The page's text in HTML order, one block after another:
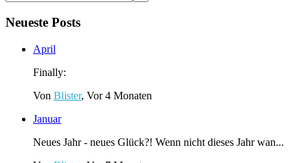
Neueste Posts
April
Finally:
Von Blister, Vor 4 Monaten
Januar
Neues Jahr - neues Glück?! Wenn nicht dieses Jahr wan...